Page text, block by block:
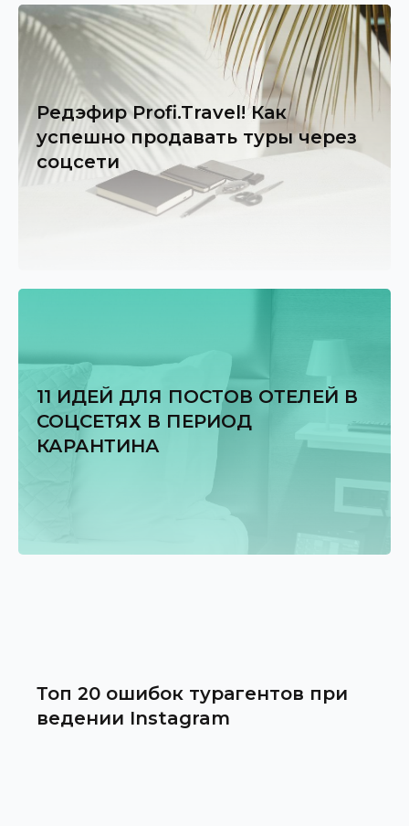
Редэфир Profi.Travel! Как
успешно продавать туры через
соцсети
11 ИДЕЙ ДЛЯ ПОСТОВ ОТЕЛЕЙ В
СОЦСЕТЯХ В ПЕРИОД
КАРАНТИНА
Топ 20 ошибок турагентов при
ведении Instagram